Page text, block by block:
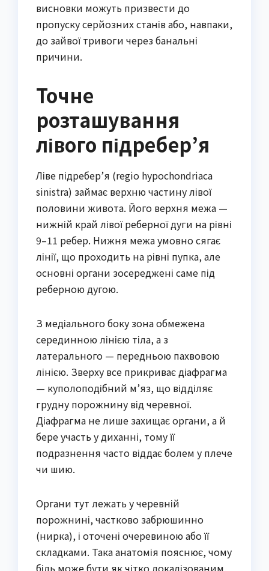
висновки можуть призвести до
пропуску серйозних станів або, навпаки,
до зайвої тривоги через банальні
причини.
Точне
розташування
лівого підребер’я
Ліве підребер’я (regio hypochondriaca
sinistra) займає верхню частину лівої
половини живота. Його верхня межа —
нижній край лівої реберної дуги на рівні
9–11 ребер. Нижня межа умовно сягає
лінії, що проходить на рівні пупка, але
основні органи зосереджені саме під
реберною дугою.
З медіального боку зона обмежена
серединною лінією тіла, а з
латерального — передньою пахвовою
лінією. Зверху все прикриває діафрагма
— куполоподібний м’яз, що відділяє
грудну порожнину від черевної.
Діафрагма не лише захищає органи, а й
бере участь у диханні, тому її
подразнення часто віддає болем у плече
чи шию.
Органи тут лежать у черевній
порожнині, частково забрюшинно
(нирка), і оточені очеревиною або її
складками. Така анатомія пояснює, чому
біль може бути як чітко локалізованим,